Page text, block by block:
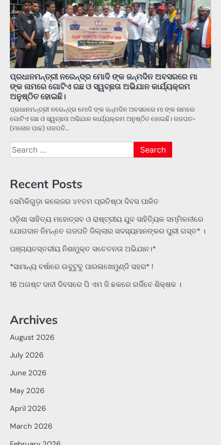
ପ୍ରଧାନମନ୍ତ୍ରୀ ନରେନ୍ଦ୍ର ମୋଦି ଙ୍କ ଜନ୍ମଦିନ ଅବସରରେ ମା
ଙ୍କ ନାମରେ ଗୋଟିଏ ଗଛ ଓ ସ୍ୱଚ୍ଛତା ଅଭିଯାନ କାର୍ଯ୍ୟକ୍ରମ
ଅନୁଷ୍ଠିତ ହୋଇଛି।
ପ୍ରଧାନମନ୍ତ୍ରୀ ନରେନ୍ଦ୍ର ମୋଦି ଙ୍କ ଜନ୍ମଦିନ ଅବସରରେ ମା ଙ୍କ ନାମରେ
ଗୋଟିଏ ଗଛ ଓ ସ୍ୱଚ୍ଛତା ଅଭିଯାନ କାର୍ଯ୍ୟକ୍ରମ ଅନୁଷ୍ଠିତ ହୋଇଛି। ଗଜପତ-
(ମନୋଜ ପାଢ) ଗଜପତି…
Search
for:
Recent Posts
ସେମିଳିଗୁଡ଼ା କଲେଜର ୪୧ତମ ପ୍ରତିଷ୍ଠା ଦିବସ ପାଳିତ
ଓଡ଼ିଶା ସାହିତ୍ୟ ମହୋତ୍ସବ ଓ ରାଷ୍ଟ୍ରୀୟ ଯୁବ ସାହିତ୍ୟିକ ସମ୍ମିଳନୀରେ
ଯୋଗଦାନ ନିମନ୍ତେ ଗଜପତି ଜିଲ୍ଲାର ସଦସ୍ୟମାନଙ୍କର ପୁରୀ ଗସ୍ତ* ।
ପଞ୍ଚାୟତସ୍ତରୀୟ ନିଶାମୁକ୍ତ ସଚେତନତା ଅଭିଯାନ।*
*ସାମାନ୍ୟ ବର୍ଷାରେ ଉବୁଟୁବୁ ପାରଳାଖେମୁଣ୍ଡି ସହର* !
16 ଅଗଷ୍ଟ ଦାବୀ ଦିବସରେ ପି ଏମ ଜି ଛକରେ ଗର୍ଜିବେ ଶିକ୍ଷକ ।
Archives
August 2026
July 2026
June 2026
May 2026
April 2026
March 2026